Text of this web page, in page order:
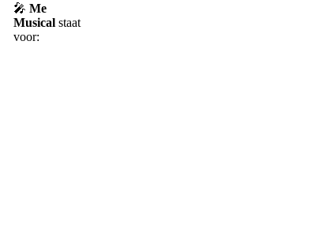
🎤 Me
Musical staat
voor: